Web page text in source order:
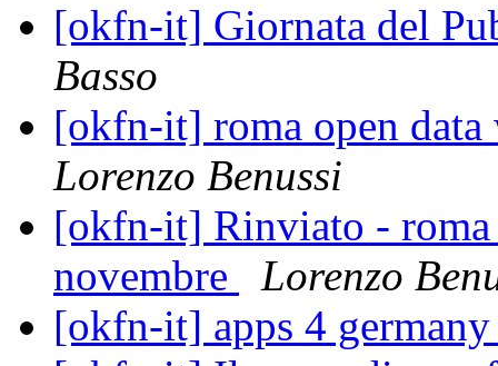
[okfn-it] Giornata del
Basso
[okfn-it] roma open
Lorenzo Benussi
[okfn-it] Rinviato - roma
novembre
Lorenzo
[okfn-it] apps 4